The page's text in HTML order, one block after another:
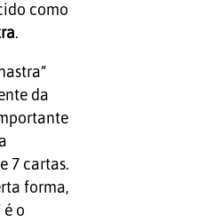
como
.
da
7 cartas.
forma,
é o